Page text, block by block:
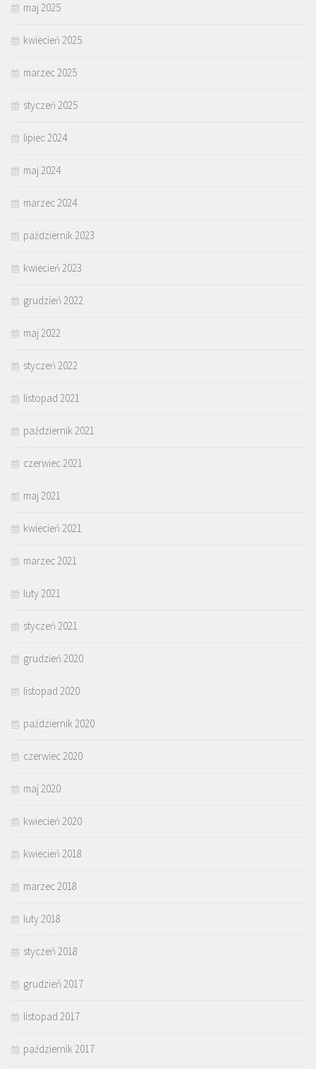
maj 2025
kwiecień 2025
marzec 2025
styczeń 2025
lipiec 2024
maj 2024
marzec 2024
październik 2023
kwiecień 2023
grudzień 2022
maj 2022
styczeń 2022
listopad 2021
październik 2021
czerwiec 2021
maj 2021
kwiecień 2021
marzec 2021
luty 2021
styczeń 2021
grudzień 2020
listopad 2020
październik 2020
czerwiec 2020
maj 2020
kwiecień 2020
kwiecień 2018
marzec 2018
luty 2018
styczeń 2018
grudzień 2017
listopad 2017
październik 2017